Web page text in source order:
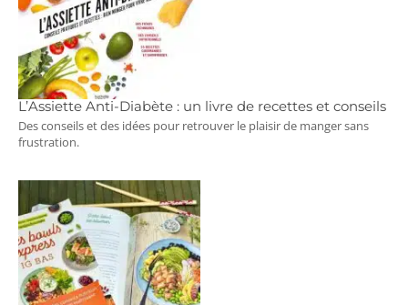
L’Assiette Anti-Diabète : un livre de recettes et conseils
Des conseils et des idées pour retrouver le plaisir de manger sans
frustration.